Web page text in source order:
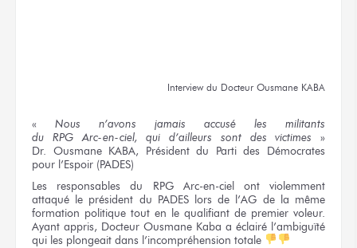
Interview du Docteur Ousmane KABA
« Nous n’avons jamais accusé les militants
du RPG Arc-en-ciel,
qui d’ailleurs sont des victimes »
Dr. Ousmane KABA, Présidentdu Parti des Démocrates
pour l’Espoir (PADES)
Les responsables
du RPG Arc-en-cielont violemment
attaqué le président du PADES lorsde l’AG de la même
formation politique tout en le qualifiant de premier voleur.
Ayant appris, Docteur Ousmane Kaba a éclairé l’ambiguïté
qui les plongeait dans l’incompréhension totale